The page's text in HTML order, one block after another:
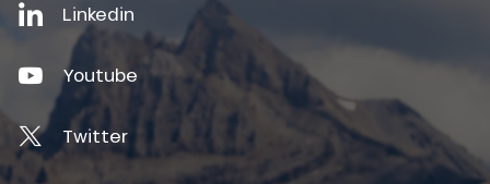
Linkedin
Youtube
Twitter